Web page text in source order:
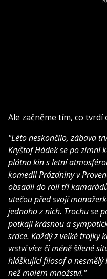
Ale začněme tím, co tvrdí
"Léto neskončilo, zábava
Kryštof Hádek se po zimní
plátna kin s letní
komedii Prázdniny v
obsadil do rolí tří
utečou před svojí
jednoho z nich. Trochu se
potkají krásnou a
srdce. Každý z velké trojky
vrství více či méně šílené
hláškující filosof a nesmělý
než malém množství."